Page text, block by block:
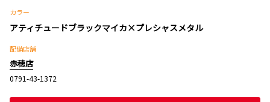
カラー
アティチュードブラックマイカ×プレシャスメタル
配備店舗
赤穂店
0791-43-1372